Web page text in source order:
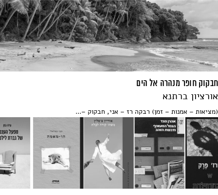
חבקוק חופר מנהרה אל הים
אורציון ברתנא
(מציאות – אמנות – זמן) רבקה רז – אני, חבקוק –...